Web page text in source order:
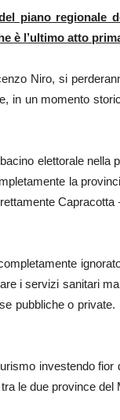
piano regionale
è l’ultimo atto
Niro, si
in un momento
elettorale
la
i servizi sanitari
pubbliche o
investendo fior
le due province del